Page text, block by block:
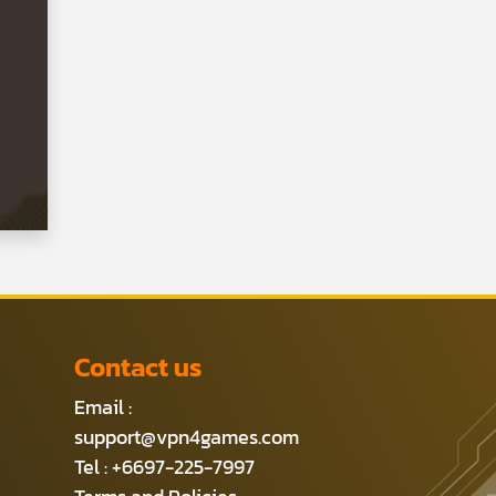
Contact us
Email :
support@vpn4games.com
Tel : +6697-225-7997